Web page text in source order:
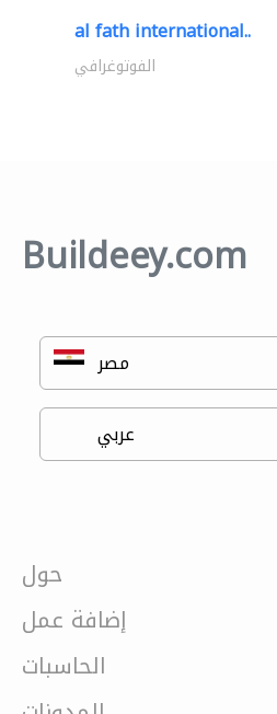
al fath international..
الفوتوغرافي
Buildeey.com
حول
إضافة عمل
الحاسبات